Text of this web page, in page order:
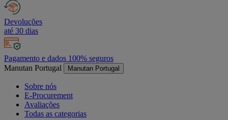
Devoluções
até 30 dias
Pagamento e dados 100% seguros
Manutan Portugal
Manutan Portugal
Sobre nós
E-Procurement
Avaliações
Todas as categorias